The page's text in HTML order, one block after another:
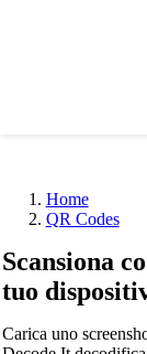
Home
QR Codes
Scansiona
tuo
Carica uno